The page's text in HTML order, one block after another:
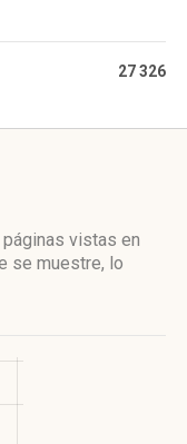
27 326
vistas en
se muestre, lo